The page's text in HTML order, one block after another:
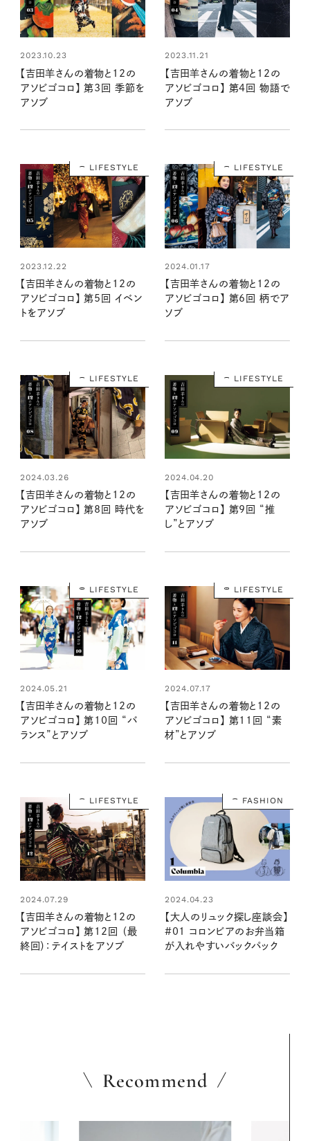
2023.10.23
【吉田羊さんの着物と12の
アソビゴコロ】 第3回 季節を
アソブ
2023.11.21
【吉田羊さんの着物と12の
アソビゴコロ】 第4回 物語で
アソブ
LIFESTYLE
2023.12.22
【吉田羊さんの着物と12の
アソビゴコロ】 第5回 イベン
トをアソブ
LIFESTYLE
2024.01.17
【吉田羊さんの着物と12の
アソビゴコロ】 第6回 柄でア
ソブ
LIFESTYLE
2024.03.26
【吉田羊さんの着物と12の
アソビゴコロ】 第8回 時代を
アソブ
LIFESTYLE
2024.04.20
【吉田羊さんの着物と12の
アソビゴコロ】 第9回 “推
し”とアソブ
LIFESTYLE
2024.05.21
【吉田羊さんの着物と12の
アソビゴコロ】 第10回 “バ
ランス”とアソブ
LIFESTYLE
2024.07.17
【吉田羊さんの着物と12の
アソビゴコロ】 第11回 “素
材”とアソブ
LIFESTYLE
2024.07.29
【吉田羊さんの着物と12の
アソビゴコロ】 第12回 （最
終回）：テイストをアソブ
FASHION
2024.04.23
【大人のリュック探し座談会】
#01 コロンビアのお弁当箱
が入れやすいバックパック
Recommend